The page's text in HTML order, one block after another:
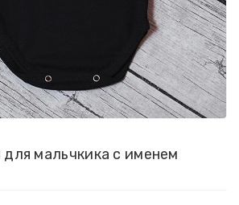
мальчкика с именем